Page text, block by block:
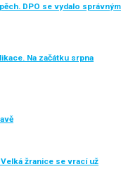
DPO se vydalo správným
Na začátku srpna
žranice se vrací už